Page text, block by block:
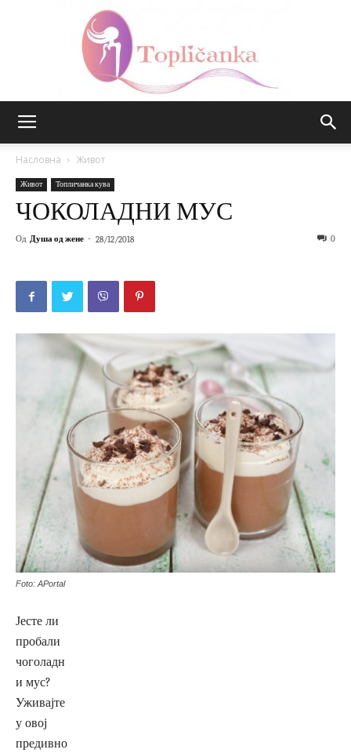
Насловна Живот
Живот Топличанка кува
ЧОКОЛАДНИ МУС
Од Душа од жене - 28/12/2018 0
Foto: APortal
Јесте ли
пробали
чоголадн
и мус?
Уживајте
у овој
предивно